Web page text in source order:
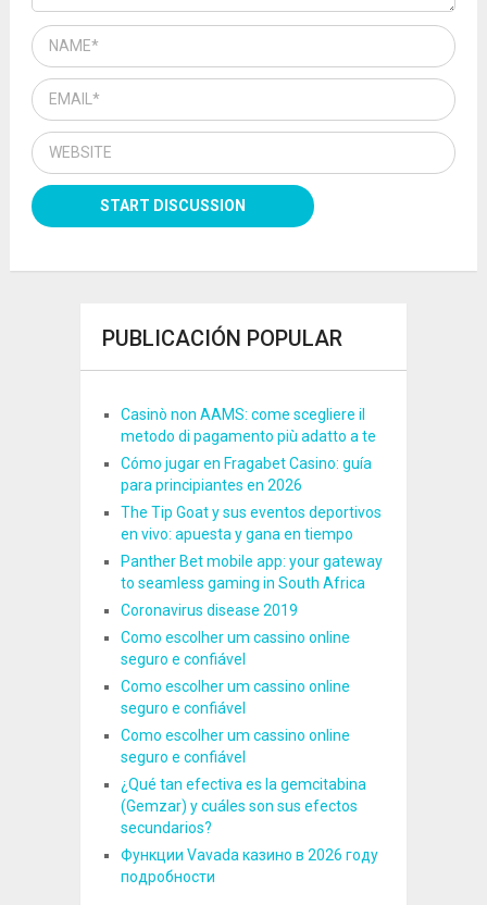
PUBLICACIÓN POPULAR
Casinò non AAMS: come scegliere il
metodo di pagamento più adatto a te
Cómo jugar en Fragabet Casino: guía
para principiantes en 2026
The Tip Goat y sus eventos deportivos
en vivo: apuesta y gana en tiempo
Panther Bet mobile app: your gateway
to seamless gaming in South Africa
Coronavirus disease 2019
Como escolher um cassino online
seguro e confiável
Como escolher um cassino online
seguro e confiável
Como escolher um cassino online
seguro e confiável
¿Qué tan efectiva es la gemcitabina
(Gemzar) y cuáles son sus efectos
secundarios?
Функции Vavada казино в 2026 году
подробности